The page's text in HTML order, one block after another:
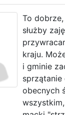
To
służby
kraju.
i gminie
sprzątanie
obecnych